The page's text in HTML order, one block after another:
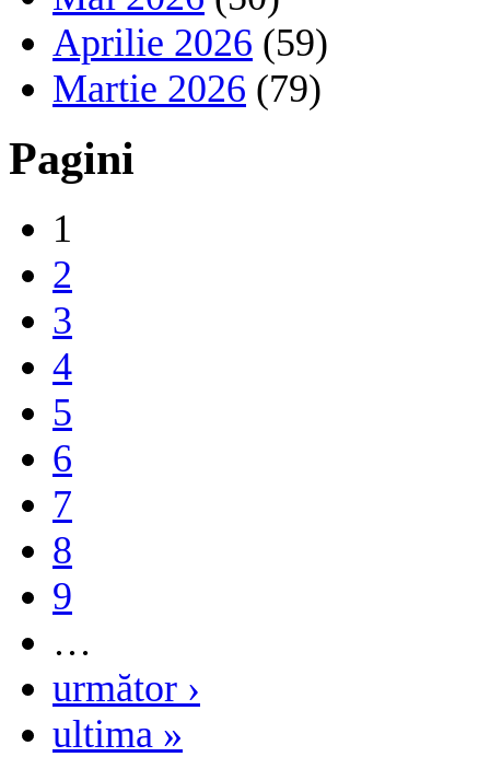
Aprilie 2026 (59)
Martie 2026 (79)
Pagini
1
2
3
4
5
6
7
8
9
…
următor ›
ultima »